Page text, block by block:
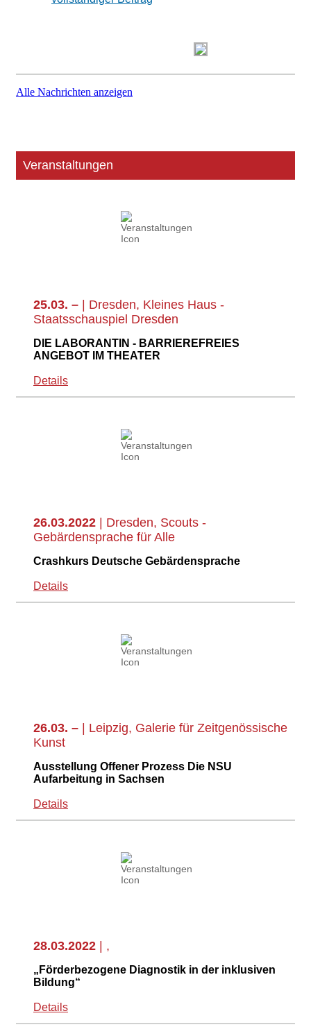
Alle Nachrichten anzeigen
Veranstaltungen
25.03. – | Dresden, Kleines Haus -
Staatsschauspiel Dresden
DIE LABORANTIN - BARRIEREFREIES
ANGEBOT IM THEATER
Details
26.03.2022 | Dresden, Scouts -
Gebärdensprache für Alle
Crashkurs Deutsche Gebärdensprache
Details
26.03. – | Leipzig, Galerie für Zeitgenössische
Kunst
Ausstellung Offener Prozess Die NSU
Aufarbeitung in Sachsen
Details
28.03.2022 | ,
„Förderbezogene Diagnostik in der inklusiven
Bildung“
Details